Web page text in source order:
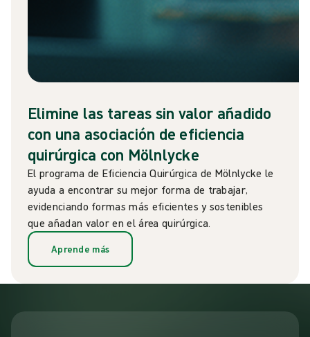
Elimine las tareas sin valor añadido
con una asociación de eficiencia
quirúrgica con Mölnlycke
El programa de Eficiencia Quirúrgica de Mölnlycke le
ayuda a encontrar su mejor forma de trabajar,
evidenciando formas más eficientes y sostenibles
que añadan valor en el área quirúrgica.
Aprende más